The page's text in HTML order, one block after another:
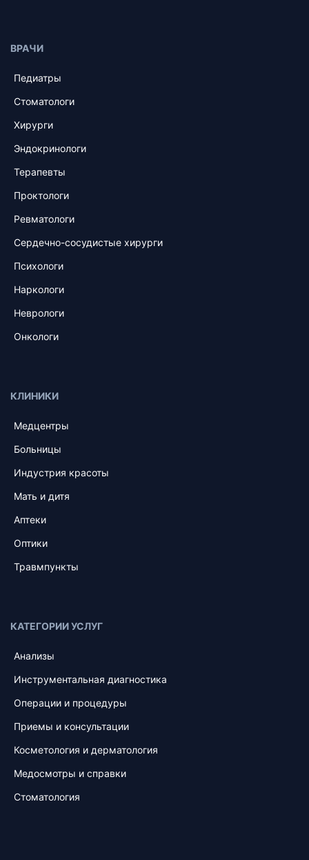
ВРАЧИ
Педиатры
Стоматологи
Хирурги
Эндокринологи
Терапевты
Проктологи
Ревматологи
Сердечно-сосудистые хирурги
Психологи
Наркологи
Неврологи
Онкологи
КЛИНИКИ
Медцентры
Больницы
Индустрия красоты
Мать и дитя
Аптеки
Оптики
Травмпункты
КАТЕГОРИИ УСЛУГ
Анализы
Инструментальная диагностика
Операции и процедуры
Приемы и консультации
Косметология и дерматология
Медосмотры и справки
Стоматология